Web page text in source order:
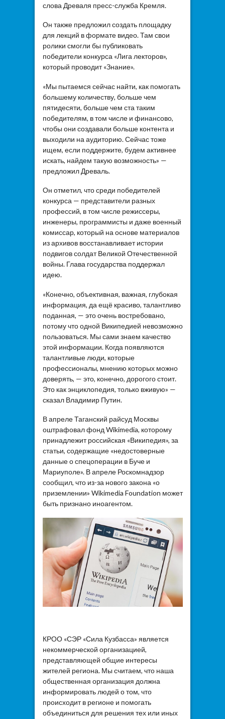
слова Древаля пресс-служба Кремля.
Он также предложил создать площадку
для лекций в формате видео. Там свои
ролики смогли бы публиковать
победители конкурса «Лига лекторов»,
который проводит «Знание».
«Мы пытаемся сейчас найти, как помогать
большему количеству, больше чем
пятидесяти, больше чем ста таким
победителям, в том числе и финансово,
чтобы они создавали больше контента и
выходили на аудиторию. Сейчас тоже
ищем, если поддержите, будем активнее
искать, найдем такую возможность» —
предложил Древаль.
Он отметил, что среди победителей
конкурса — представители разных
профессий, в том числе режиссеры,
инженеры, программисты и даже военный
комиссар, который на основе материалов
из архивов восстанавливает истории
подвигов солдат Великой Отечественной
войны. Глава государства поддержал
идею.
«Конечно, объективная, важная, глубокая
информация, да ещё красиво, талантливо
поданная, — это очень востребовано,
потому что одной Википедией невозможно
пользоваться. Мы сами знаем качество
этой информации. Когда появляются
талантливые люди, которые
профессионалы, мнению которых можно
доверять, — это, конечно, дорогого стоит.
Это как энциклопедия, только вживую» —
сказал Владимир Путин.
В апреле Таганский райсуд Москвы
оштрафовал фонд Wikimedia, которому
принадлежит российская «Википедия», за
статьи, содержащие «недостоверные
данные о спецоперации в Буче и
Мариуполе». В апреле Роскомнадзор
сообщил, что из-за нового закона «о
приземлении» Wikimedia Foundation может
быть признано иноагентом.
КРОО «СЭР «Сила Кузбасса» является
некоммерческой организацией,
представляющей общие интересы
жителей региона. Мы считаем, что наша
общественная организация должна
информировать людей о том, что
происходит в регионе и помогать
объединиться для решения тех или иных